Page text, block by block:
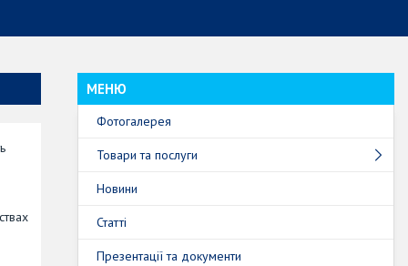
Фотогалерея
Товари та послуги
Новини
Статті
Презентації та документи